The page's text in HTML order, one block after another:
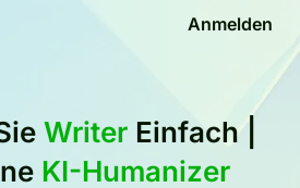
Anmelden
Writer Einfach |
KI-Humanizer